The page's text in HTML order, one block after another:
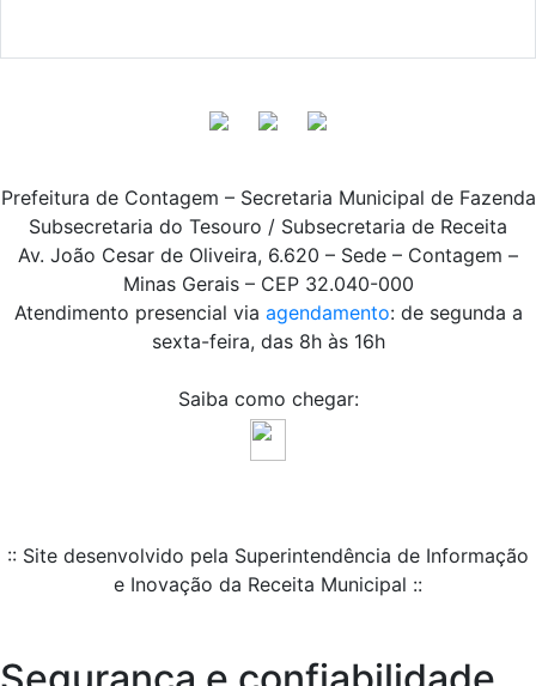
Prefeitura de Contagem – Secretaria Municipal de Fazenda
Subsecretaria do Tesouro / Subsecretaria de Receita
Av. João Cesar de Oliveira, 6.620 – Sede – Contagem –
Minas Gerais – CEP 32.040-000
Atendimento presencial via agendamento: de segunda a
sexta-feira, das 8h às 16h
Saiba como chegar:
:: Site desenvolvido pela Superintendência de Informação
e Inovação da Receita Municipal ::